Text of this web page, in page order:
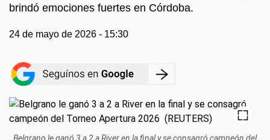
brindó emociones fuertes en Córdoba.
24 de mayo de 2026 - 15:30